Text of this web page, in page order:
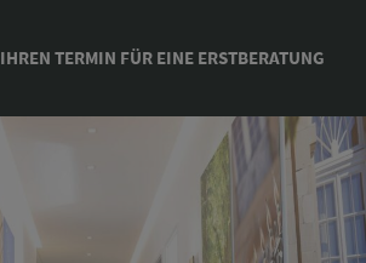
IHREN TER­MIN FÜR EINE ERST­BE­RA­TUNG